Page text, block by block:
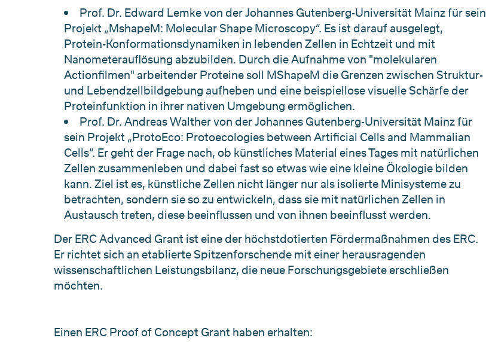
Prof. Dr. Edward Lemke von der Johannes Gutenberg-Universität Mainz für sein
Projekt „MshapeM: Molecular Shape Microscopy“. Es ist darauf ausgelegt,
Protein-Konformationsdynamiken in lebenden Zellen in Echtzeit und mit
Nanometerauflösung abzubilden. Durch die Aufnahme von "molekularen
Actionfilmen" arbeitender Proteine soll MShapeM die Grenzen zwischen Struktur-
und Lebendzellbildgebung aufheben und eine beispiellose visuelle Schärfe der
Proteinfunktion in ihrer nativen Umgebung ermöglichen.
Prof. Dr. Andreas Walther von der Johannes Gutenberg-Universität Mainz für
sein Projekt „ProtoEco: Protoecologies between Artificial Cells and Mammalian
Cells“. Er geht der Frage nach, ob künstliches Material eines Tages mit natürlichen
Zellen zusammenleben und dabei fast so etwas wie eine kleine Ökologie bilden
kann. Ziel ist es, künstliche Zellen nicht länger nur als isolierte Minisysteme zu
betrachten, sondern sie so zu entwickeln, dass sie mit natürlichen Zellen in
Austausch treten, diese beeinflussen und von ihnen beeinflusst werden.
Der ERC Advanced Grant ist eine der höchstdotierten Fördermaßnahmen des ERC.
Er richtet sich an etablierte Spitzenforschende mit einer herausragenden
wissenschaftlichen Leistungsbilanz, die neue Forschungsgebiete erschließen
möchten.
Einen ERC Proof of Concept Grant haben erhalten: